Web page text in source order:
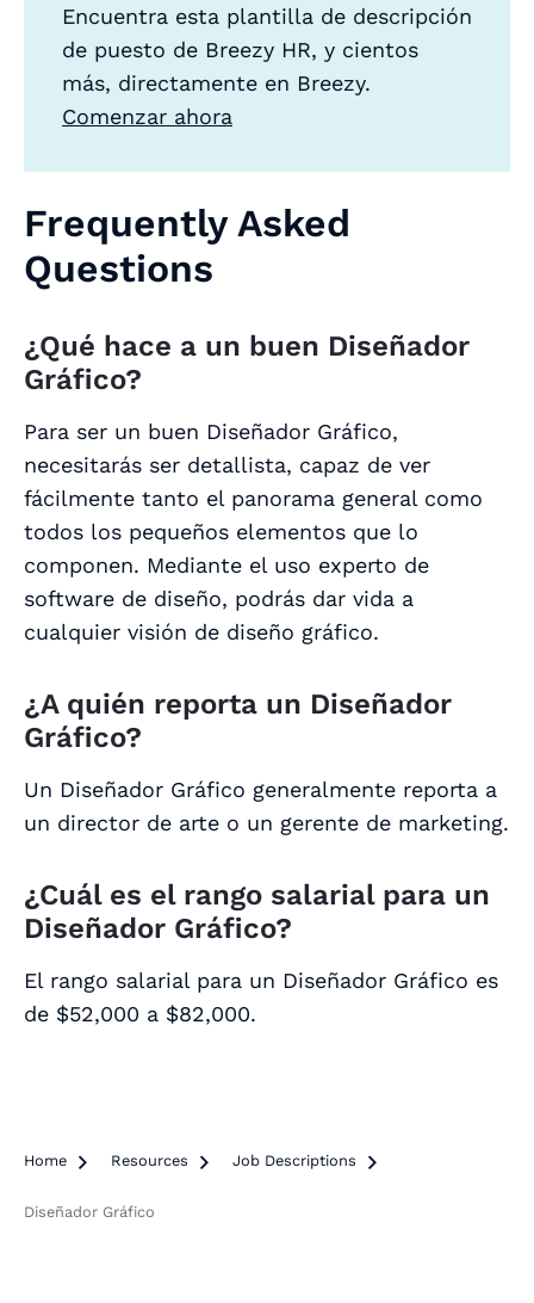
Encuentra esta plantilla de descripción
de puesto de Breezy HR, y cientos
más, directamente en Breezy.
Comenzar ahora
Frequently Asked
Questions
¿Qué hace a un buen Diseñador
Gráfico?
Para ser un buen Diseñador Gráfico,
necesitarás ser detallista, capaz de ver
fácilmente tanto el panorama general como
todos los pequeños elementos que lo
componen. Mediante el uso experto de
software de diseño, podrás dar vida a
cualquier visión de diseño gráfico.
¿A quién reporta un Diseñador
Gráfico?
Un Diseñador Gráfico generalmente reporta a
un director de arte o un gerente de marketing.
¿Cuál es el rango salarial para un
Diseñador Gráfico?
El rango salarial para un Diseñador Gráfico es
de $52,000 a $82,000.
Home  Resources  Job Descriptions 
Diseñador Gráfico